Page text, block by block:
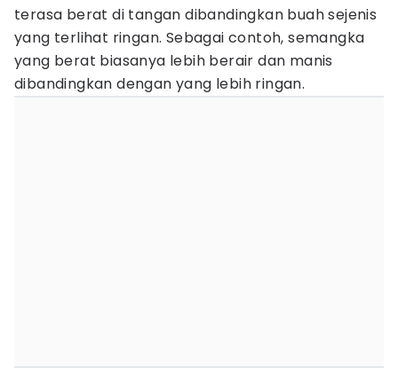
terasa berat di tangan dibandingkan buah sejenis
yang terlihat ringan. Sebagai contoh, semangka
yang berat biasanya lebih berair dan manis
dibandingkan dengan yang lebih ringan.